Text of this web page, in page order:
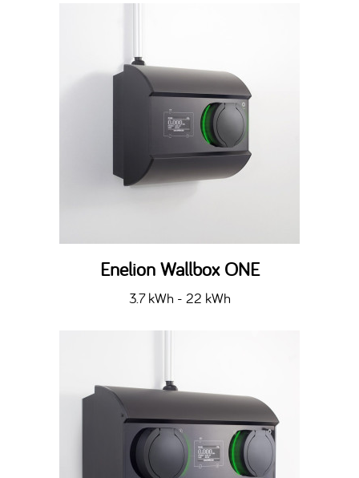
Enelion Wallbox ONE
3.7 kWh - 22 kWh